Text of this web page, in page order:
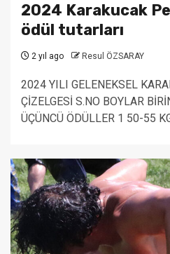
2024 Karakucak
ödül tutarları
2 yıl ago Resul ÖZSARAY
2024 YILI GELENEKSEL
ÇİZELGESİ S.NO BOYLAR
ÜÇÜNCÜ ÖDÜLLER 1 50-55